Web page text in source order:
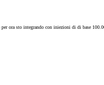
ora sto integrando con iniezioni di di base